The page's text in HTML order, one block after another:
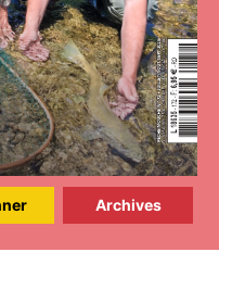
Archives